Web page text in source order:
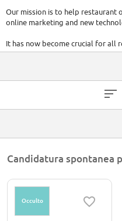
Our mission is to help restaurant
online marketing and new
It has now become crucial for all
online. That said, it is often the
booking system together with
With our innovative approach
Spain, and will soon be
Candidatura spontanea
Occulto